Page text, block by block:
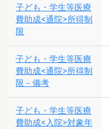
子ども・学生等医療
費助成<通院>所得制
限
子ども・学生等医療
費助成<通院>所得制
限－備考
子ども・学生等医療
費助成<入院>対象年